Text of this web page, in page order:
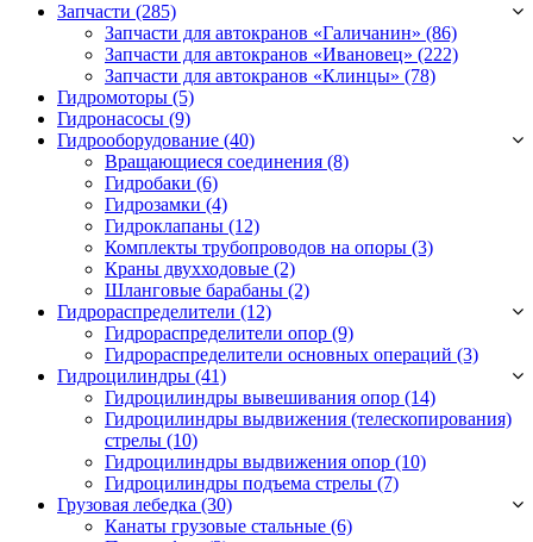
Запчасти (285)
Запчасти для автокранов «Галичанин» (86)
Запчасти для автокранов «Ивановец» (222)
Запчасти для автокранов «Клинцы» (78)
Гидромоторы (5)
Гидронасосы (9)
Гидрооборудование (40)
Вращающиеся соединения (8)
Гидробаки (6)
Гидрозамки (4)
Гидроклапаны (12)
Комплекты трубопроводов на опоры (3)
Краны двухходовые (2)
Шланговые барабаны (2)
Гидрораспределители (12)
Гидрораспределители опор (9)
Гидрораспределители основных операций (3)
Гидроцилиндры (41)
Гидроцилиндры вывешивания опор (14)
Гидроцилиндры выдвижения (телескопирования)
стрелы (10)
Гидроцилиндры выдвижения опор (10)
Гидроцилиндры подъема стрелы (7)
Грузовая лебедка (30)
Канаты грузовые стальные (6)